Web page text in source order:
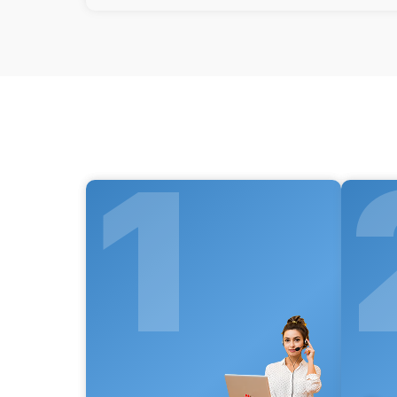
Ремонт капиллярной трубки
1